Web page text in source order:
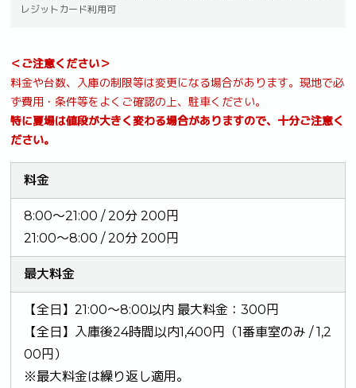
レジットカード利用可
＜ご注意ください＞
料金や台数、入庫の制限等は変更になる場合があります。現地で必
ず費用・条件等をよくご確認の上、駐車ください。
特に夏場は値段が大きく変わる場合がありますので、十分ご注意く
ださい。
料金
8:00～21:00 / 20分 200円
21:00～8:00 / 20分 200円
最大料金
【全日】21:00～8:00以内 最大料金：300円
【全日】入庫後24時間以内1,400円（1番車室のみ / 1,2
00円）
※最大料金は繰り返し適用。